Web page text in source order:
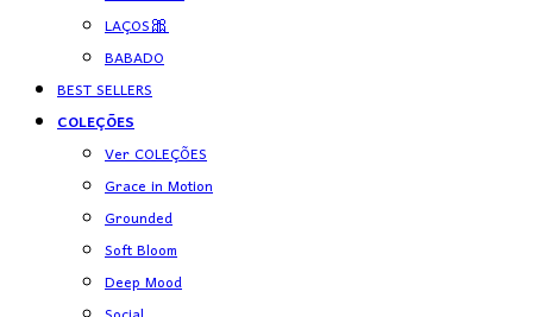
LAÇOS🎀
BABADO
BEST SELLERS
COLEÇÕES
Ver COLEÇÕES
Grace in Motion
Grounded
Soft Bloom
Deep Mood